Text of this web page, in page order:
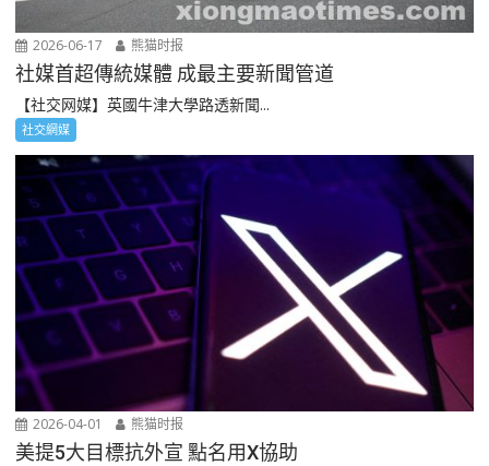
2026-06-17 熊猫时报
社媒首超傳統媒體 成最主要新聞管道
【社交网媒】英國牛津大學路透新聞...
社交網媒
2026-04-01 熊猫时报
美提5大目標抗外宣 點名用X協助